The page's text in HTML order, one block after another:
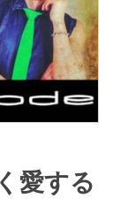
愛する